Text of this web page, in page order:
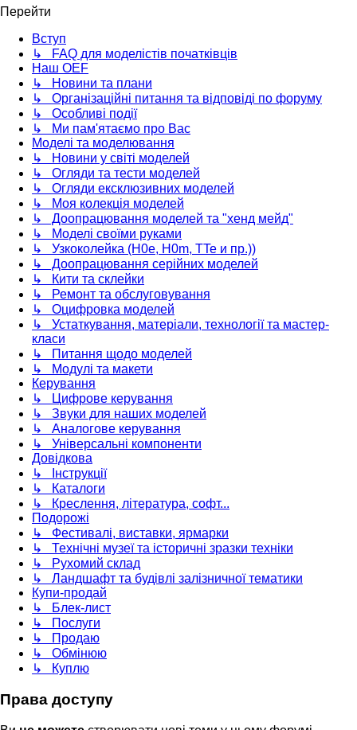
Перейти
Вступ
↳ FAQ для моделістів початківців
Наш OEF
↳ Новини та плани
↳ Організаційні питання та відповіді по форуму
↳ Особливі події
↳ Ми пам'ятаємо про Вас
Моделі та моделювання
↳ Новини у світі моделей
↳ Огляди та тести моделей
↳ Огляди ексклюзивних моделей
↳ Моя колекція моделей
↳ Доопрацювання моделей та "хенд мейд"
↳ Моделі своїми руками
↳ Узкоколейка (H0e, H0m, TTe и пр.))
↳ Доопрацювання серійних моделей
↳ Кити та склейки
↳ Ремонт та обслуговування
↳ Оцифровка моделей
↳ Устаткування, матеріали, технології та мастер-
класи
↳ Питання щодо моделей
↳ Модулі та макети
Керування
↳ Цифрове керування
↳ Звуки для наших моделей
↳ Аналогове керування
↳ Універсальні компоненти
Довідкова
↳ Інструкції
↳ Каталоги
↳ Креслення, література, софт...
Подорожі
↳ Фестивалі, виставки, ярмарки
↳ Технічні музеї та історичні зразки техніки
↳ Рухомий склад
↳ Ландшафт та будівлі залізничної тематики
Купи-продай
↳ Блек-лист
↳ Послуги
↳ Продаю
↳ Обмінюю
↳ Куплю
Права доступу